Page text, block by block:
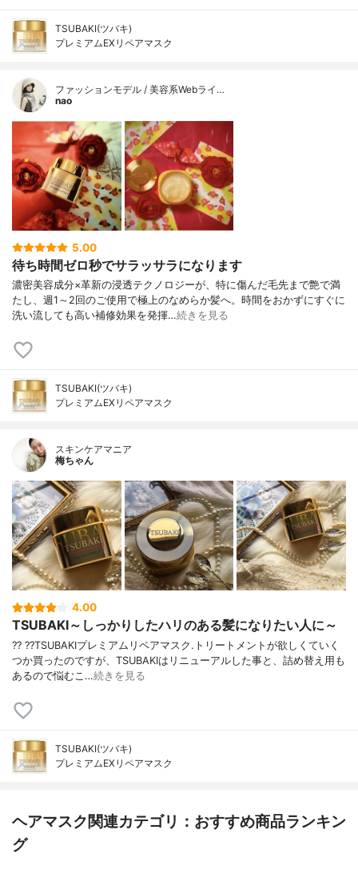
TSUBAKI(ツバキ)
プレミアムEXリペアマスク
ファッションモデル / 美容系Webライ…
nao
5.00
待ち時間ゼロ秒でサラッサラになります
濃密美容成分×革新の浸透テクノロジーが、特に傷んだ毛先まで艶で満
たし、週1～2回のご使用で極上のなめらか髪へ。時間をおかずにすぐに
洗い流しても高い補修効果を発揮…続きを見る
TSUBAKI(ツバキ)
プレミアムEXリペアマスク
スキンケアマニア
梅ちゃん
4.00
TSUBAKI～しっかりしたハリのある髪になりたい人に～
?? ??TSUBAKIプレミアムリペアマスク.トリートメントが欲しくていく
つか買ったのですが、TSUBAKIはリニューアルした事と、詰め替え用も
あるので悩むこ…続きを見る
TSUBAKI(ツバキ)
プレミアムEXリペアマスク
ヘアマスク関連カテゴリ：おすすめ商品ランキン
グ